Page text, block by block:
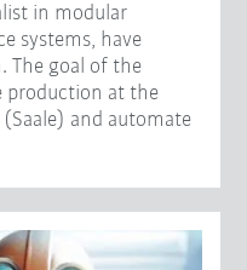
in modular
systems, have
The goal of the
production at the
(Saale) and automate